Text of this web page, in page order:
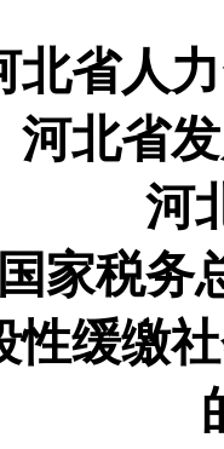
北省人
河北省
河
国家税务
性缓缴